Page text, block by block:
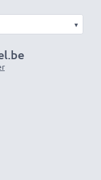
CELLONIC –
▾